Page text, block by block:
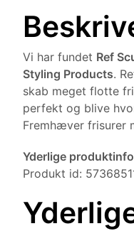
Vi har fundet Ref
Styling Products.
skab meget flotte
perfekt og blive
Fremhæver frisurer
Yderlige
Produkt id: